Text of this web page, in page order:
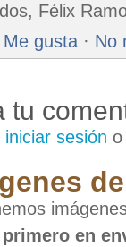
Félix
Me gusta · No
tu
iniciar sesión
primero en